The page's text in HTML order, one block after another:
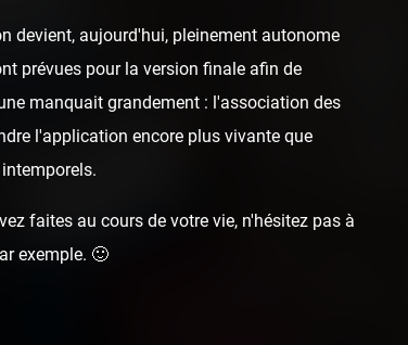
devient, aujourd'hui, pleinement autonome
prévues pour la version finale afin de
manquait grandement : l'association des
l'application encore plus vivante que
faites au cours de votre vie, n'hésitez pas à
exemple. 🙂